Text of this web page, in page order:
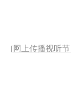
[网上传播视听节